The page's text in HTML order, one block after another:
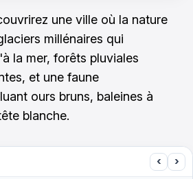
une ville où la nature
millénaires qui
la mer, forêts pluviales
et une faune
ours bruns, baleines à
blanche.
‹ ›